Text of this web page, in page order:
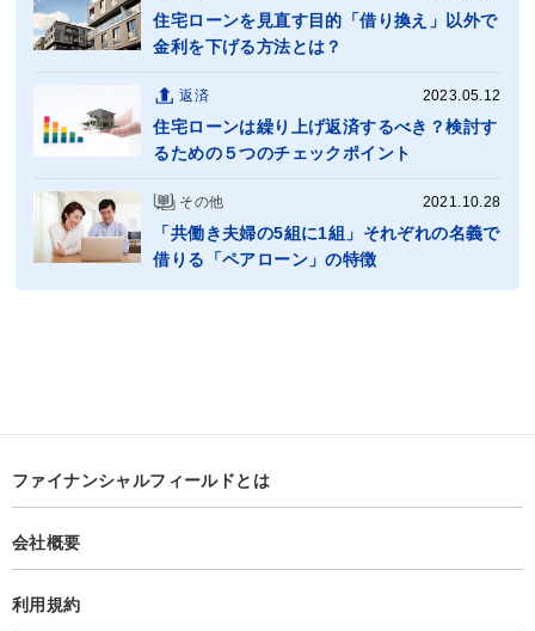
住宅ローンを見直す目的「借り換え」以外で
金利を下げる方法とは？
返済 2023.05.12
住宅ローンは繰り上げ返済するべき？検討す
るための５つのチェックポイント
その他 2021.10.28
「共働き夫婦の5組に1組」それぞれの名義で
借りる「ペアローン」の特徴
ファイナンシャルフィールドとは
会社概要
利用規約